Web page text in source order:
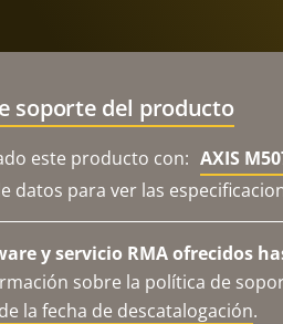
soporte del producto
este producto con: AXIS
datos para ver las
y servicio RMA ofrecidos
sobre la política de
la fecha de descatalogación.